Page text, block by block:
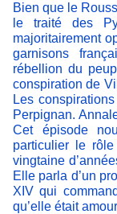
Bien que le
le traité des
majoritairement
garnisons
rébellion du
conspiration de
Les
Perpignan.
Cet épisode
particulier le
vingtaine
Elle parla d’un
XIV qui
qu’elle était